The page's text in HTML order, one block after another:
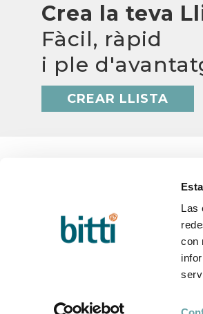
Las
con
Crea la teva
Fàcil, ràpid
i ple
CREAR LLISTA
BITTI
Qui som?
Treballa amb nosaltres